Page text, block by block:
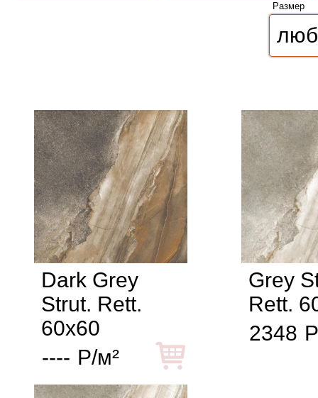
Размер
Dark Grey
Strut. Rett.
60x60
---- Р/м²
Grey
Rett.
2348